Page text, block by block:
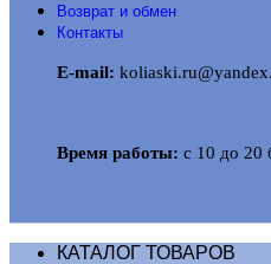
Возврат и обмен
Контакты
E-mail:
Время работы: с 10 до 20
КАТАЛОГ ТОВАРОВ